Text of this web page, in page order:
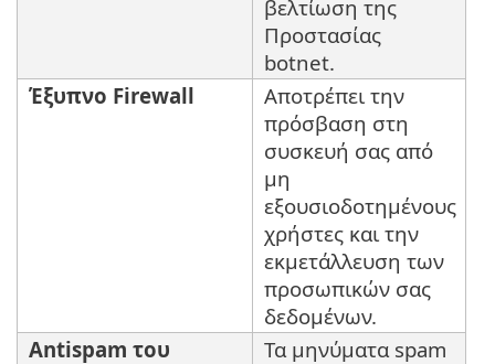
βελτίωση της
Προστασίας
botnet.
Έξυπνο Firewall
Αποτρέπει την
πρόσβαση στη
συσκευή σας από
μη
εξουσιοδοτημένους
χρήστες και την
εκμετάλλευση των
προσωπικών σας
δεδομένων.
Antispam του
Τα μηνύματα spam